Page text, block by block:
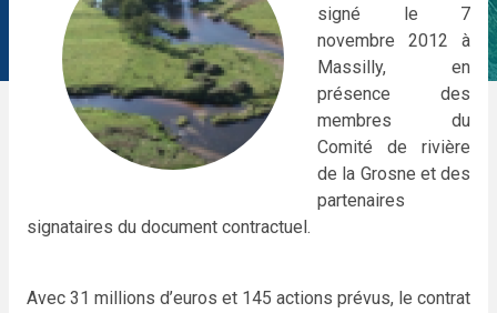
signé le 7
novembre 2012 à
Massilly, en
présence des
membres du
Comité de rivière
de la Grosne et des
partenaires
signataires du document contractuel.
Avec 31 millions d’euros et 145 actions prévus, le contrat